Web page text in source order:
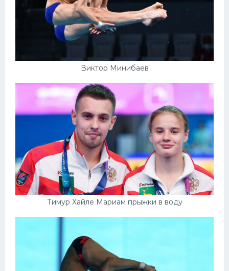
Виктор Минибаев
Тимур Хайле Мариам прыжки в воду